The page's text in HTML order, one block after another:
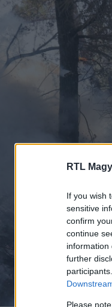
RTL
If you wish
sensitive
confirm
continue
information
further
Please